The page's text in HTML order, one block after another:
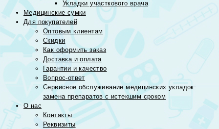
Укладки участкового врача
Медицинские сумки
Для покупателей
Оптовым клиентам
Скидки
Как оформить заказ
Доставка и оплата
Гарантии и качество
Вопрос-ответ
Сервисное обслуживание медицинских укладок:
замена препаратов с истекшим сроком
О нас
Контакты
Реквизиты